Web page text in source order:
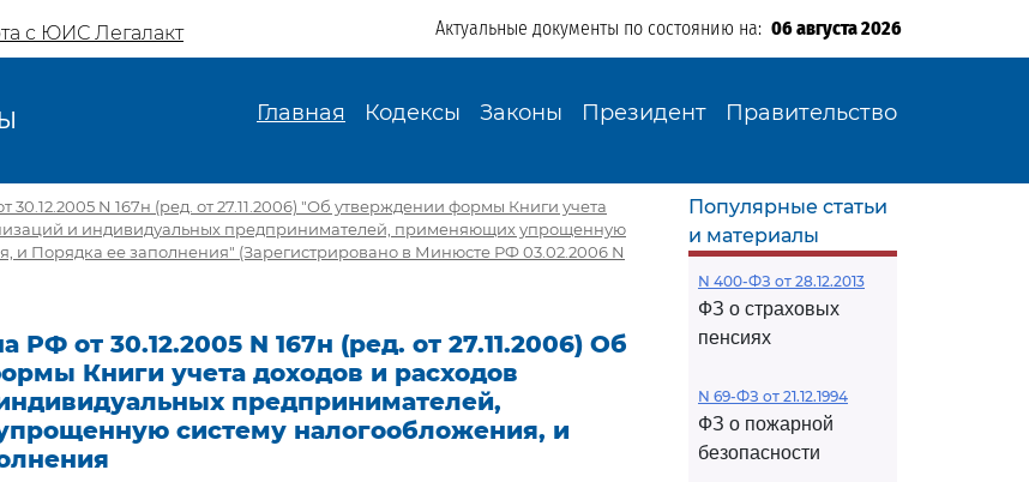
с ЮИС Легалакт Актуальные документы по состоянию на: 06 августа 2026
Главная Кодексы Законы Президент Правительство
N 167н (ред. от 27.11.2006) "Об утверждении формы Книги учета
и индивидуальных предпринимателей, применяющих упрощенную
и Порядка ее заполнения" (Зарегистрировано в Минюсте РФ 03.02.2006 N
от 30.12.2005 N 167н (ред. от 27.11.2006) Об
Книги учета доходов и расходов
предпринимателей,
систему налогообложения, и
Популярные статьи
и материалы
N 400-ФЗ от 28.12.2013
ФЗ о страховых
пенсиях
N 69-ФЗ от 21.12.1994
ФЗ о пожарной
безопасности